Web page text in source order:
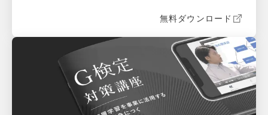
無料ダウンロード